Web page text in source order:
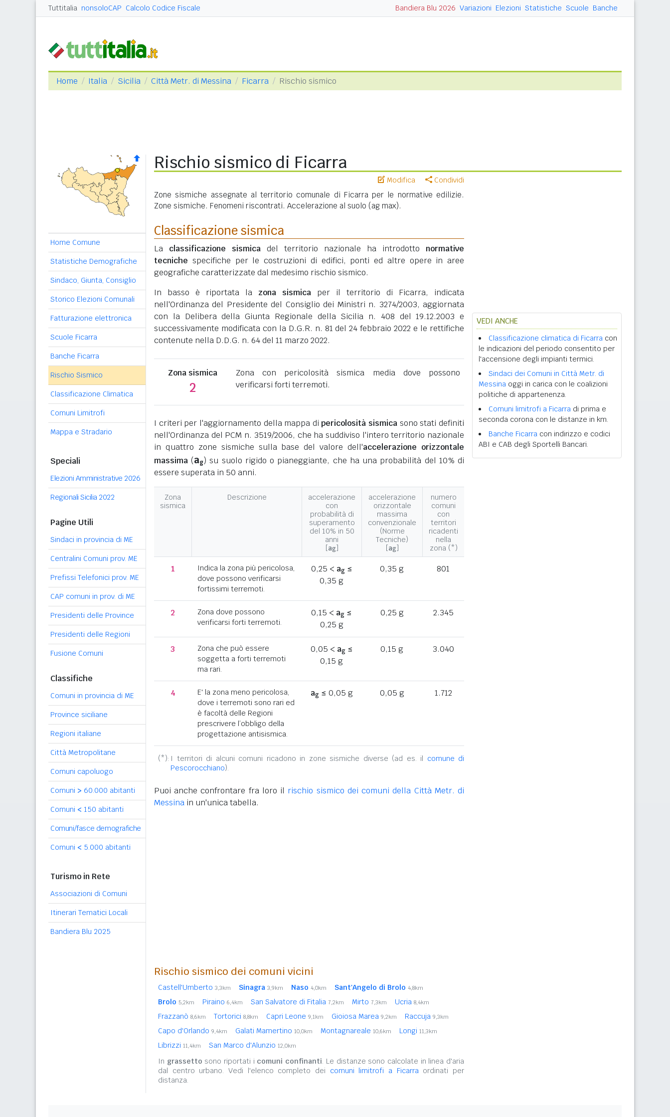
Tuttitalia nonsoloCAP Calcolo Codice Fiscale Bandiera Blu 2026 Variazioni Elezioni Statistiche Scuole Banche
Home Italia Sicilia Città Metr. di Messina Ficarra Rischio sismico
Home Comune
Statistiche Demografiche
Sindaco, Giunta, Consiglio
Storico Elezioni Comunali
Fatturazione elettronica
Scuole Ficarra
Banche Ficarra
Rischio Sismico
Classificazione Climatica
Comuni Limitrofi
Mappa e Stradario
Speciali
Elezioni Amministrative 2026
Regionali Sicilia 2022
Pagine Utili
Sindaci in provincia di ME
Centralini Comuni prov. ME
Prefissi Telefonici prov. ME
CAP comuni in prov. di ME
Presidenti delle Province
Presidenti delle Regioni
Fusione Comuni
Classifiche
Comuni in provincia di ME
Province siciliane
Regioni italiane
Città Metropolitane
Comuni capoluogo
Comuni > 60.000 abitanti
Comuni < 150 abitanti
Comuni/fasce demografiche
Comuni < 5.000 abitanti
Turismo in Rete
Associazioni di Comuni
Itinerari Tematici Locali
Bandiera Blu 2025
Rischio sismico di Ficarra
Modifica Condividi
Zone sismiche assegnate al territorio comunale di Ficarra per le normative edilizie.
Zone sismiche. Fenomeni riscontrati. Accelerazione al suolo (ag max).
Classificazione sismica
La classificazione sismica del territorio nazionale ha introdotto normative
tecniche specifiche per le costruzioni di edifici, ponti ed altre opere in aree
geografiche caratterizzate dal medesimo rischio sismico.
In basso è riportata la zona sismica per il territorio di Ficarra, indicata
nell'Ordinanza del Presidente del Consiglio dei Ministri n. 3274/2003, aggiornata
con la Delibera della Giunta Regionale della Sicilia n. 408 del 19.12.2003 e
successivamente modificata con la D.G.R. n. 81 del 24 febbraio 2022 e le rettifiche
contenute nella D.D.G. n. 64 del 11 marzo 2022.
Zona sismica
2
Zona con pericolosità sismica media dove possono
verificarsi forti terremoti.
I criteri per l'aggiornamento della mappa dipericolosità sismica sono stati definiti
nell'Ordinanza del PCM n. 3519/2006, che ha suddiviso l'intero territorio nazionale
in quattro zone sismiche sulla base del valore dell'accelerazione orizzontale
massima (ag) su suolo rigido o pianeggiante, che ha una probabilità del 10% di
essere superata in 50 anni.
Zona
sismica
Descrizione
accelerazione
con
probabilità di
superamento
del 10% in 50
anni
[ag]
accelerazione
orizzontale
massima
convenzionale
(Norme
Tecniche)
[ag]
numero
comuni
con
territori
ricadenti
nella
zona (*)
1
Indica la zona più pericolosa,
dove possono verificarsi
fortissimi terremoti.
0,25 < ag≤
0,35 g
0,35 g 801
2
Zona dove possono
verificarsi forti terremoti.
0,15 < ag ≤
0,25 g
0,25 g 2.345
3
Zona che può essere
soggetta a forti terremoti
ma rari.
0,05 < ag≤
0,15 g
0,15 g 3.040
4
E' la zona meno pericolosa,
dove i terremoti sono rari ed
è facoltà delle Regioni
prescrivere l’obbligo della
progettazione antisismica.
ag≤ 0,05 g 0,05 g 1.712
(*): I territori di alcuni comuni ricadono in zone sismiche diverse (ad es. il comune di
Pescorocchiano).
Puoi anche confrontare fra loro il rischio sismico dei comuni della Città Metr. di
Messina in un'unica tabella.
Rischio sismico dei comuni vicini
Castell'Umberto 3,3km Sinagra 3,9km Naso 4,0km Sant'Angelo di Brolo 4,8km
Brolo 5,2km Piraino 6,4km San Salvatore di Fitalia 7,2km Mirto 7,3km Ucria 8,4km
Frazzanò 8,6km Tortorici 8,8km Capri Leone 9,1km Gioiosa Marea 9,2km Raccuja 9,3km
Capo d'Orlando 9,4km Galati Mamertino 10,0km Montagnareale 10,6km Longi 11,3km
Librizzi 11,4km San Marco d'Alunzio 12,0km
In grassetto sono riportati i comuni confinanti. Le distanze sono calcolate in linea d'aria
dal centro urbano. Vedi l'elenco completo dei comuni limitrofi a Ficarraordinati per
distanza.
VEDI ANCHE
Classificazione climatica di Ficarra con
le indicazioni del periodo consentito per
l'accensione degli impianti termici.
Sindaci dei Comuni in Città Metr. di
Messina oggi in carica con le coalizioni
politiche di appartenenza.
Comuni limitrofi a Ficarra di prima e
seconda corona con le distanze in km.
Banche Ficarra con indirizzo e codici
ABI e CAB degli Sportelli Bancari.